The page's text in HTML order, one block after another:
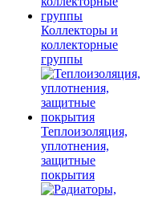
Коллекторы и
коллекторные
группы
Теплоизоляция,
уплотнения,
защитные
покрытия